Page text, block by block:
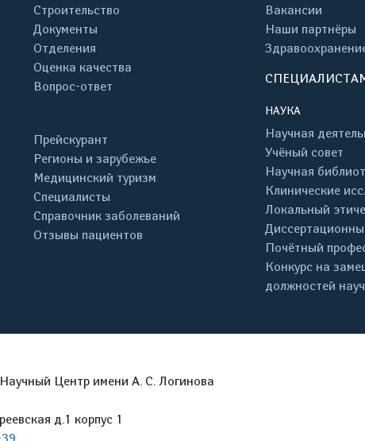
Строительство
Документы
Отделения
Оценка качества
Вопрос-ответ
Прейскурант
Регионы и зарубежье
Медицинский туризм
Специалисты
Справочник заболеваний
Отзывы пациентов
Вакансии
Наши партнёры
НАУКА
Научная
Учёный совет
Научная
Клинические
Локальный
Почётный
Конкурс на
должностей
Центр имени А. С. Логинова
д.1 корпус 1